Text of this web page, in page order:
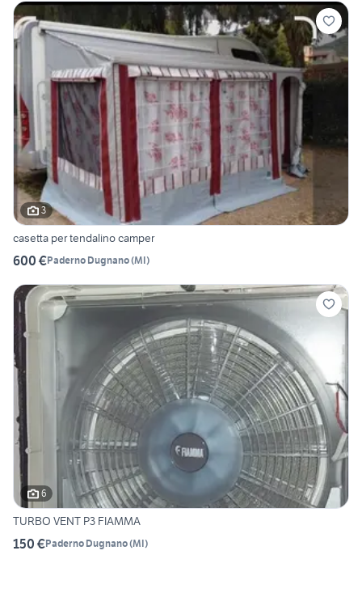
3
casetta per tendalino camper
600 €Paderno Dugnano(MI)
6
TURBO VENT P3 FIAMMA
150 €Paderno Dugnano(MI)